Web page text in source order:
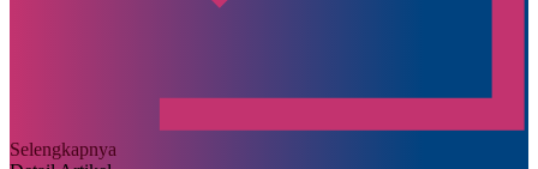
Selengkapnya